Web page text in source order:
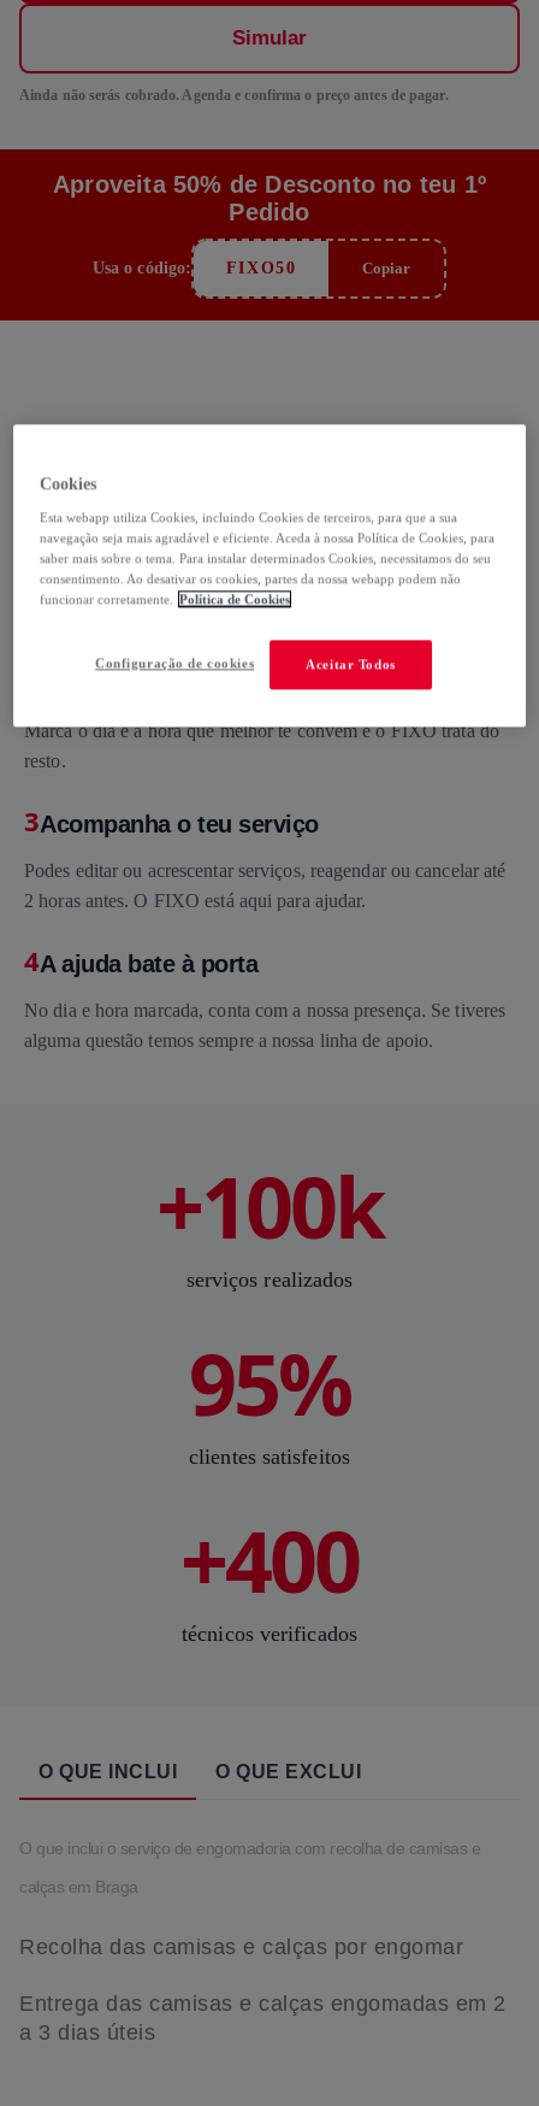
Simular
Ainda não serás cobrado. Agenda e confirma o preço antes de pagar.
Aproveita 50% de Desconto no teu 1º
Pedido
Usa o código: FIXO50 Copiar
1Serviço personalizado
Responde ao questionário e personaliza o serviço às tuas
Escolher o dia e a hora (e relaxar)
Marca o dia e a hora que melhor te convêm e o FIXO trata do
resto.
3Acompanha o teu serviço
Podes editar ou acrescentar serviços, reagendar ou cancelar até
2 horas antes. O FIXO está aqui para ajudar.
4A ajuda bate à porta
No dia e hora marcada, conta com a nossa presença. Se tiveres
alguma questão temos sempre a nossa linha de apoio.
+100k
serviços realizados
95%
clientes satisfeitos
+400
técnicos verificados
O QUE INCLUI O QUE EXCLUI
O que inclui o serviço de engomadoria com recolha de camisas e
calças em Braga
Recolha das camisas e calças por engomar
Entrega das camisas e calças engomadas em 2
a 3 dias úteis
Cookies
Esta webapp utiliza Cookies, incluindo Cookies de terceiros, para que a sua
navegação seja mais agradável e eficiente. Aceda à nossa Política de Cookies, para
saber mais sobre o tema. Para instalar determinados Cookies, necessitamos do seu
consentimento. Ao desativar os cookies, partes da nossa webapp podem não
funcionar corretamente.
Política de Cookies
Aceitar Todos
Configuração de cookies